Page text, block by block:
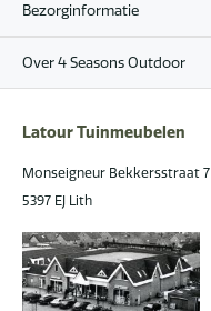
Bezorginformatie
Over 4 Seasons Outdoor
Latour Tuinmeubelen
Monseigneur Bekkersstraat 7
5397 EJ Lith